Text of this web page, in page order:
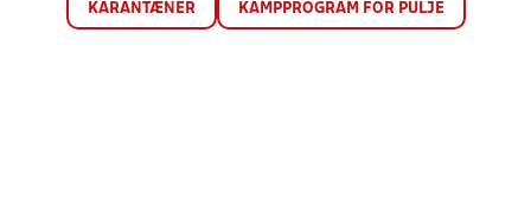
KARANTÆNER KAMPPROGRAM FOR PULJE